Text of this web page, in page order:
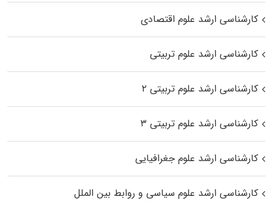
کارشناسی ارشد علوم اقتصادی
کارشناسی ارشد علوم تربیتی
کارشناسی ارشد علوم تربیتی ۲
کارشناسی ارشد علوم تربیتی ۳
کارشناسی ارشد علوم جغرافیایی
کارشناسی ارشد علوم سیاسی و روابط بین الملل